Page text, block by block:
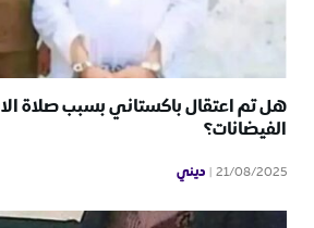
هل تم اعتقال باكستاني بسبب صلاة
الفيضانات؟
21/08/2025 ديني